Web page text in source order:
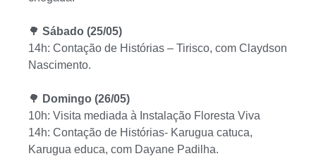
🌳 Sábado (25/05)
14h: Contação de Histórias – Tirisco, com Claydson
Nascimento.
🌳 Domingo (26/05)
10h: Visita mediada à Instalação Floresta Viva
14h: Contação de Histórias- Karugua catuca,
Karugua educa, com Dayane Padilha.